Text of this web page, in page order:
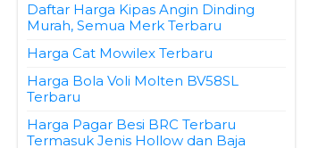
Daftar Harga Kipas Angin Dinding
Murah, Semua Merk Terbaru
Harga Cat Mowilex Terbaru
Harga Bola Voli Molten BV58SL
Terbaru
Harga Pagar Besi BRC Terbaru
Termasuk Jenis Hollow dan Baja